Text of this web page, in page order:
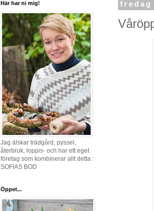
fredag
Här har ni mig!
Jag älskar trädgård, pyssel,
återbruk, loppis- och har ett eget
företag som kombinerar allt detta :
SOFIAS BOD
Öppet...